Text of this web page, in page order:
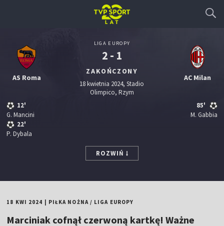
AS Roma
12'
G. Mancini
22'
P. Dybala
LIGA EUROPY
2 - 1
ZAKOŃCZONY
18 kwietnia 2024, Stadio
Olimpico, Rzym
AC Milan
85'
M. Gabbia
ROZWIŃ
18 KWI 2024 PIŁKA NOŻNA/ LIGA EUROPY
Marciniak cofnął czerwoną kartkę! Ważne